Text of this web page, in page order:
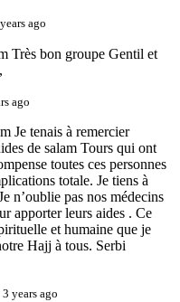
ago
Très bon groupe Gentil et
ago
Je tenais à remercier
de salam Tours qui ont
toutes ces personnes
totale. Je tiens à
n’oublie pas nos médecins
apporter leurs aides . Ce
et humaine que je
Hajj à tous. Serbi
3 years ago